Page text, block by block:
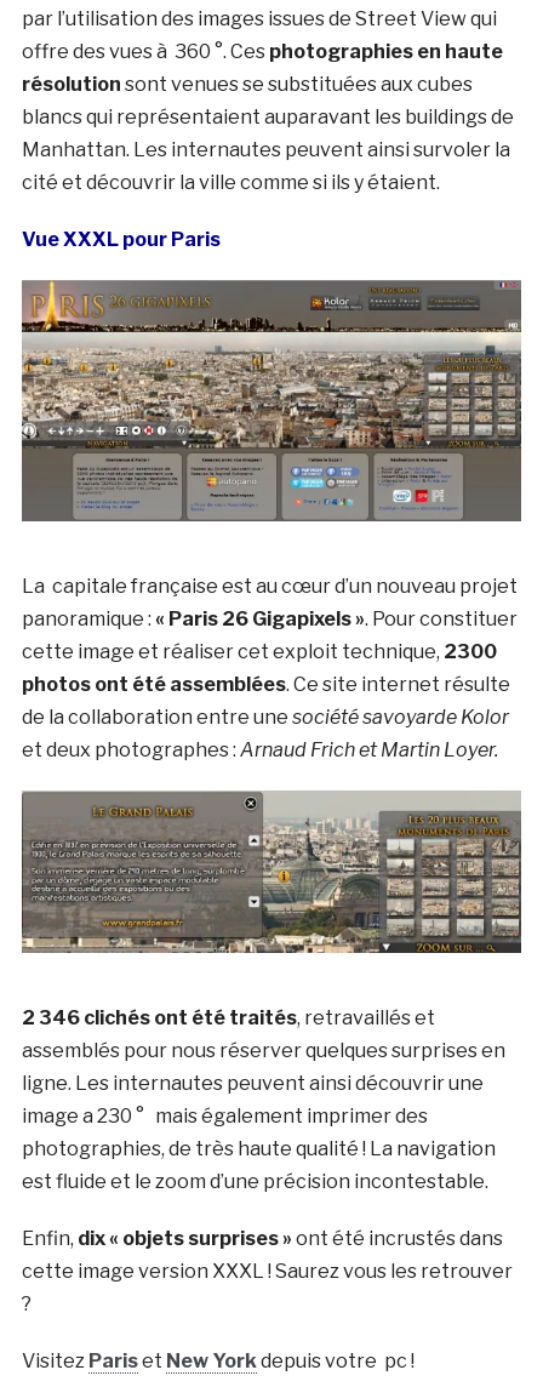
par l’utilisation des images issues de Street View qui
offre des vues à 360 °. Ces photographies en haute
résolution sont venues se substituées aux cubes
blancs qui représentaient auparavant les buildings de
Manhattan. Les internautes peuvent ainsi survoler la
cité et découvrir la ville comme si ils y étaient.
Vue XXXL pour Paris
La capitale française est au cœur d’un nouveau projet
panoramique : « Paris 26 Gigapixels ». Pour constituer
cette image et réaliser cet exploit technique, 2300
photos ont été assemblées. Ce site internet résulte
de la collaboration entre une société savoyarde Kolor
et deux photographes : Arnaud Frich et Martin Loyer.
2 346 clichés ont été traités, retravaillés et
assemblés pour nous réserver quelques surprises en
ligne. Les internautes peuvent ainsi découvrir une
image a 230 ° mais également imprimer des
photographies, de très haute qualité ! La navigation
est fluide et le zoom d’une précision incontestable.
Enfin, dix « objets surprises » ont été incrustés dans
cette image version XXXL ! Saurez vous les retrouver
?
Visitez Pariset New York depuis votre pc !